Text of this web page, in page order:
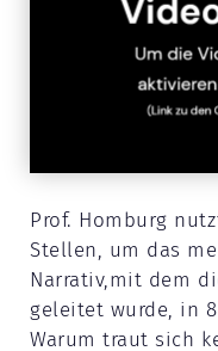
Prof. Homburg
Stellen, um das
Narrativ,mit dem
geleitet wurde, in
Warum traut sich